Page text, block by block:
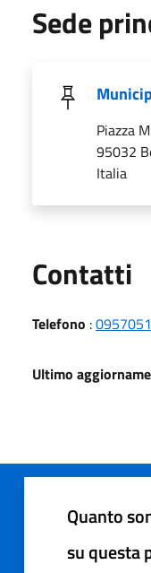
Sede
Piazza
95032
Italia
Contatti
Telefono :
Ultimo
Quanto
su questa